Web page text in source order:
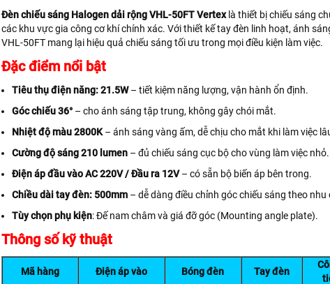
Đèn chiếu sáng Halogen dải rộng VHL-50FT Vertexlà thiết bị chiếu sáng
các khu vực gia công cơ khí chính xác. Với thiết kế tay đèn linh hoạt, ánh
VHL-50FT mang lại hiệu quả chiếu sáng tối ưu trong mọi điều kiện làm việc.
Đặc điểm nổi bật
Tiêu thụ điện năng: 21.5W– tiết kiệm năng lượng, vận hành ổn định.
Góc chiếu 36°– cho ánh sáng tập trung, không gây chói mắt.
Nhiệt độ màu 2800K– ánh sáng vàng ấm, dễ chịu cho mắt khi làm việc
Cường độ sáng 210 lumen– đủ chiếu sáng cục bộ cho vùng làm việc nhỏ.
Điện áp đầu vào AC 220V / Đầu ra 12V– có sẵn bộ biến áp bên trong.
Chiều dài tay đèn: 500mm– dễ dàng điều chỉnh góc chiếu sáng theo nhu
Tùy chọn phụ kiện: Đế nam châm và giá đỡ góc (Mounting angle plate).
Thông số kỹ thuật
Mã hàng Điện áp vào Bóng đèn Tay đèn